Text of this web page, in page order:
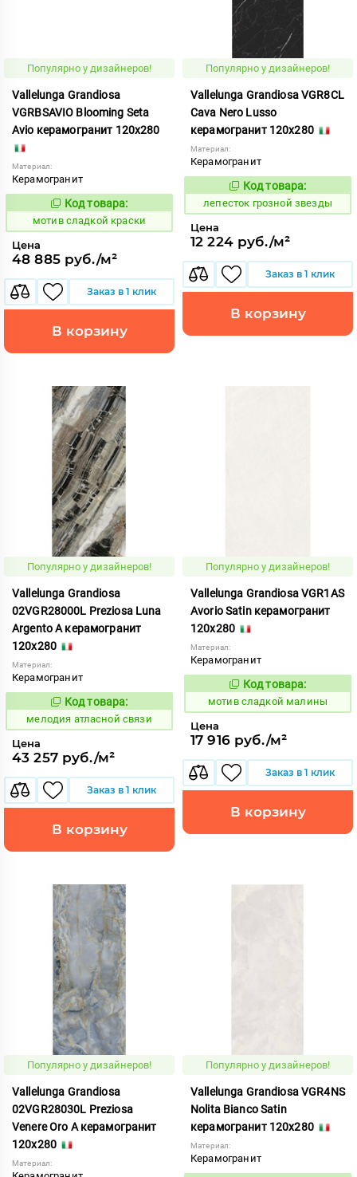
Популярно у дизайнеров!
Vallelunga Grandiosa
VGRBSAVIO Blooming Seta
Avio керамогранит 120x280
Материал:
Керамогранит
1042664
Код товара:
мотив сладкой краски
Цена
48 885 руб./м²
Заказ в 1 клик
В корзину
Популярно у дизайнеров!
Vallelunga Grandiosa VGR8CL
Cava Nero Lusso
керамогранит 120x280
Материал:
Керамогранит
862154
Код товара:
лепесток грозной звезды
Цена
12 224 руб./м²
Заказ в 1 клик
В корзину
Популярно у дизайнеров!
Vallelunga Grandiosa
02VGR28000L Preziosa Luna
Argento A керамогранит
120x280
Материал:
Керамогранит
968086
Код товара:
мелодия атласной связи
Цена
43 257 руб./м²
Заказ в 1 клик
В корзину
Популярно у дизайнеров!
Vallelunga Grandiosa VGR1AS
Avorio Satin керамогранит
120x280
Материал:
Керамогранит
1042671
Код товара:
мотив сладкой малины
Цена
17 916 руб./м²
Заказ в 1 клик
В корзину
Популярно у дизайнеров!
Vallelunga Grandiosa
02VGR28030L Preziosa
Venere Oro A керамогранит
120x280
Материал:
Популярно у дизайнеров!
Vallelunga Grandiosa VGR4NS
Nolita Bianco Satin
керамогранит 120x280
Материал:
Керамогранит